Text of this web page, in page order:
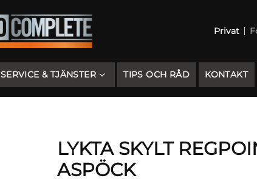
Privat
SERVICE & TJÄNSTER TIPS OCH RÅD KONTAKT
LYKTA SKYLT
ASPÖCK